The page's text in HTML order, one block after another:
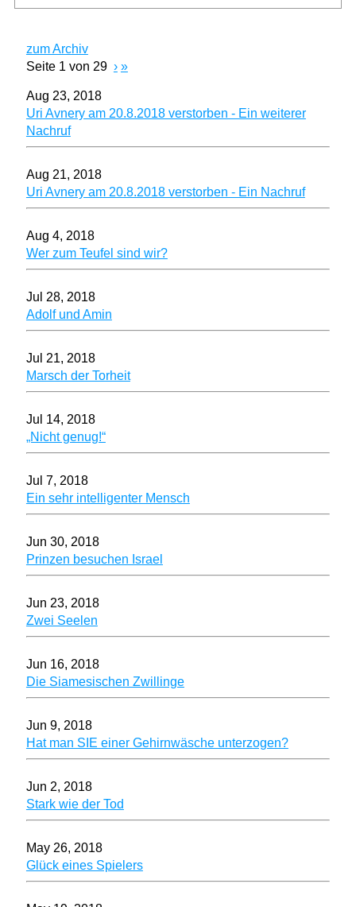
zum Archiv
Seite 1 von 29 › »
Aug 23, 2018
Uri Avnery am 20.8.2018 verstorben - Ein weiterer
Nachruf
Aug 21, 2018
Uri Avnery am 20.8.2018 verstorben - Ein Nachruf
Aug 4, 2018
Wer zum Teufel sind wir?
Jul 28, 2018
Adolf und Amin
Jul 21, 2018
Marsch der Torheit
Jul 14, 2018
„Nicht genug!“
Jul 7, 2018
Ein sehr intelligenter Mensch
Jun 30, 2018
Prinzen besuchen Israel
Jun 23, 2018
Zwei Seelen
Jun 16, 2018
Die Siamesischen Zwillinge
Jun 9, 2018
Hat man SIE einer Gehirnwäsche unterzogen?
Jun 2, 2018
Stark wie der Tod
May 26, 2018
Glück eines Spielers